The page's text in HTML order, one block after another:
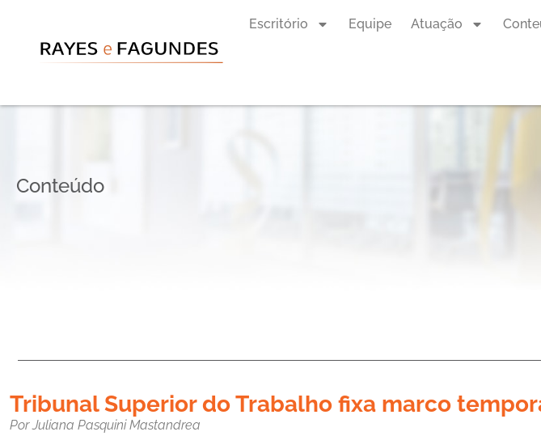
Escritório Equipe Atuação
Conteúdo
Tribunal Superior do Trabalho fixa marco
Por Juliana Pasquini Mastandrea